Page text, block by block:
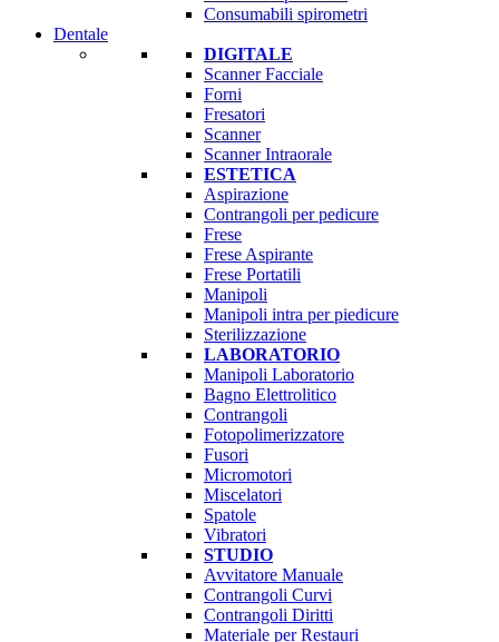
Consumabili spirometri
Dentale
DIGITALE
Scanner Facciale
Forni
Fresatori
Scanner
Scanner Intraorale
ESTETICA
Aspirazione
Contrangoli per pedicure
Frese
Frese Aspirante
Frese Portatili
Manipoli
Manipoli intra per piedicure
Sterilizzazione
LABORATORIO
Manipoli Laboratorio
Bagno Elettrolitico
Contrangoli
Fotopolimerizzatore
Fusori
Micromotori
Miscelatori
Spatole
Vibratori
STUDIO
Avvitatore Manuale
Contrangoli Curvi
Contrangoli Diritti
Materiale per Restauri